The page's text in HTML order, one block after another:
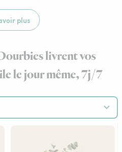
plus
livrent vos
le jour même, 7j/7